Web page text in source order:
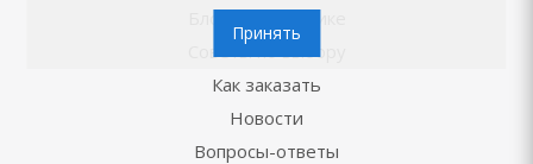
Советы по выбору
Как заказать
Новости
Вопросы-ответы
Принять